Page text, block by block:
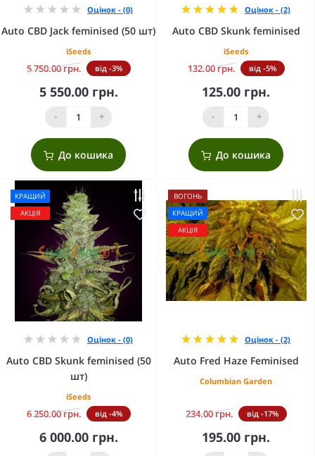
Оцінок - (0)
Auto CBD Jack feminised (50 шт)
iSeeds
5 750.00 грн. від -3%
5 550.00 грн.
- +
До кошика
Оцінок - (2)
Auto CBD Skunk feminised
iSeeds
132.00 грн. від -5%
125.00 грн.
- +
До кошика
КРАЩИЙ
АКЦІЯ
Оцінок - (0)
Auto CBD Skunk feminised (50
шт)
iSeeds
6 250.00 грн. від -4%
6 000.00 грн.
ВОГОНЬ
КРАЩИЙ
АКЦІЯ
Оцінок - (2)
Auto Fred Haze Feminised
Columbian Garden
234.00 грн. від -17%
195.00 грн.